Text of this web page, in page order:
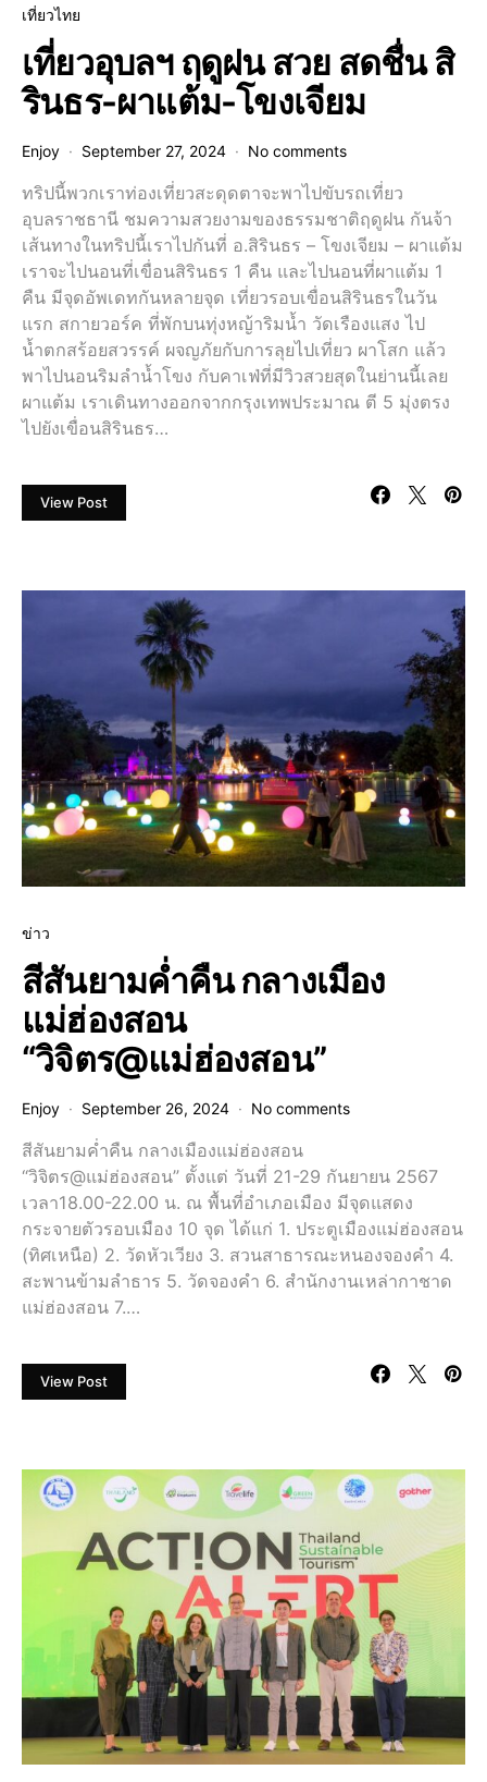
เที่ยวไทย
เที่ยวอุบลฯ ฤดูฝน สวย สดชื่น สิ
รินธร-ผาแต้ม-โขงเจียม
Enjoy September 27, 2024 No comments
ทริปนี้พวกเราท่องเที่ยวสะดุดตาจะพาไปขับรถเที่ยว
อุบลราชธานี ชมความสวยงามของธรรมชาติฤดูฝน กันจ้า
เส้นทางในทริปนี้เราไปกันที่ อ.สิรินธร – โขงเจียม – ผาแต้ม
เราจะไปนอนที่เขื่อนสิรินธร 1 คืน และไปนอนที่ผาแต้ม 1
คืน มีจุดอัพเดทกันหลายจุด เที่ยวรอบเขื่อนสิรินธรในวัน
แรก สกายวอร์ค ที่พักบนทุ่งหญ้าริมน้ำ วัดเรืองแสง ไป
น้ำตกสร้อยสวรรค์ ผจญภัยกับการลุยไปเที่ยว ผาโสก แล้ว
พาไปนอนริมลำน้ำโขง กับคาเฟ่ที่มีวิวสวยสุดในย่านนี้เลย
ผาแต้ม เราเดินทางออกจากกรุงเทพประมาณ ตี 5 มุ่งตรง
ไปยังเขื่อนสิรินธร…
View Post
ข่าว
สีสันยามค่ำคืน กลางเมือง
แม่ฮ่องสอน
“วิจิตร@แม่ฮ่องสอน”
Enjoy September 26, 2024 No comments
สีสันยามค่ำคืน กลางเมืองแม่ฮ่องสอน
“วิจิตร@แม่ฮ่องสอน” ตั้งแต่ วันที่ 21-29 กันยายน 2567
เวลา18.00-22.00 น. ณ พื้นที่อำเภอเมือง มีจุดแสดง
กระจายตัวรอบเมือง 10 จุด ได้แก่ 1. ประตูเมืองแม่ฮ่องสอน
(ทิศเหนือ) 2. วัดหัวเวียง 3. สวนสาธารณะหนองจองคำ 4.
สะพานข้ามลำธาร 5. วัดจองคำ 6. สำนักงานเหล่ากาชาด
แม่ฮ่องสอน 7.…
View Post